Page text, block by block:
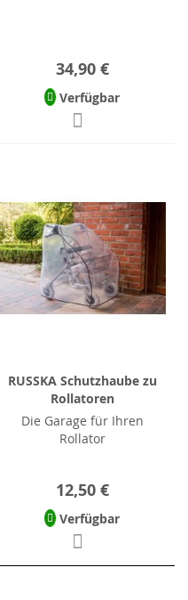
34,90 €
Verfügbar
RUSSKA Schutzhaube zu
Rollatoren
Die Garage für Ihren
Rollator
12,50 €
Verfügbar